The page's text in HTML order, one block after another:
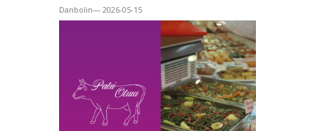
Danbolin— 2026-05-15